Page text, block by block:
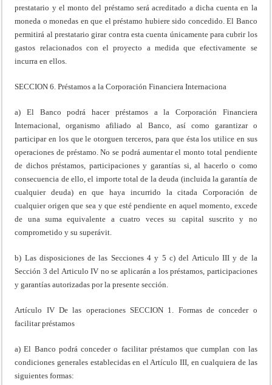
prestatario y el monto del préstamo será acreditado a dicha cuenta en la
moneda o monedas en que el préstamo hubiere sido concedido. El Banco
permitirá al prestatario girar contra esta cuenta únicamente para cubrir los
gastos relacionados con el proyecto a medida que efectivamente se
incurra en ellos.
SECCION 6. Préstamos a la Corporación Financiera Internaciona
a) El Banco podrá hacer préstamos a la Corporación Financiera
Internacional, organismo afiliado al Banco, así como garantizar o
participar en los que le otorguen terceros, para que ésta los utilice en sus
operaciones de préstamo. No se podrá aumentar el monto total pendiente
de dichos préstamos, participaciones y garantías si, al hacerlo o como
consecuencia de ello, el importe total de la deuda (incluida la garantía de
cualquier deuda) en que haya incurrido la citada Corporación de
cualquier origen que sea y que esté pendiente en aquel momento, excede
de una suma equivalente a cuatro veces su capital suscrito y no
comprometido y su superávit.
b) Las disposiciones de las Secciones 4 y 5 c) del Articulo III y de la
Sección 3 del Articulo IV no se aplicarán a los préstamos, participaciones
y garantías autorizadas por la presente sección.
Artículo IV De las operaciones SECCION 1. Formas de conceder o
facilitar préstamos
a) El Banco podrá conceder o facilitar préstamos que cumplan con las
condiciones generales establecidas en el Artículo III, en cualquiera de las
siguientes formas: